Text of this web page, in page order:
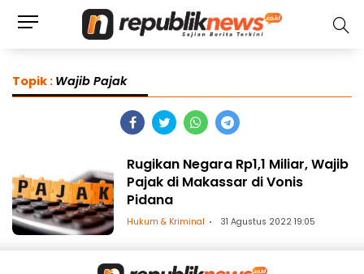
Topik : Wajib Pajak
Rugikan Negara Rp1,1 Miliar, Wajib
Pajak di Makassar di Vonis
Pidana
Hukum & Kriminal 31 Agustus 2022 19:05